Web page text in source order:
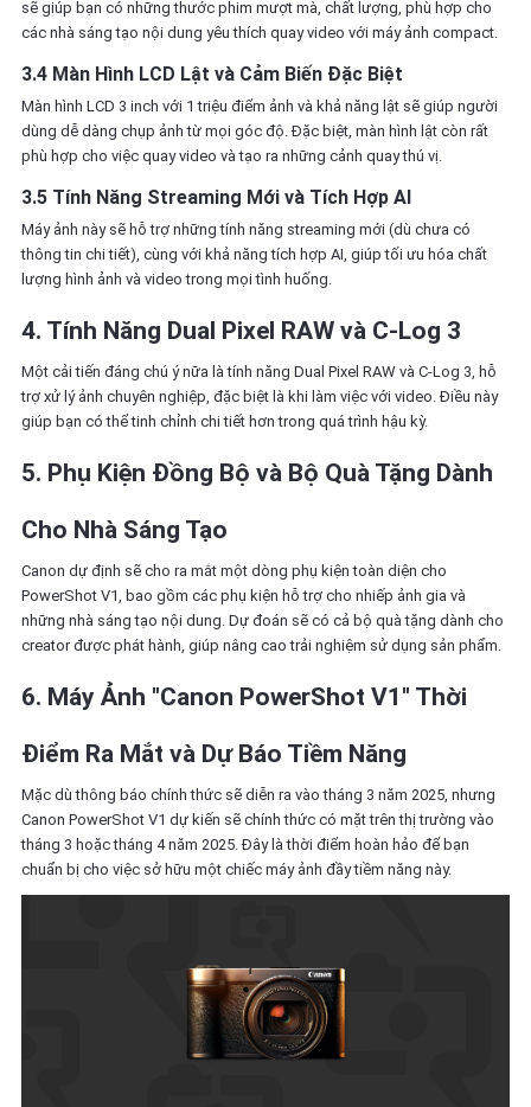
sẽ giúp bạn có những thước phim mượt mà, chất lượng, phù hợp cho
các nhà sáng tạo nội dung yêu thích quay video với máy ảnh compact.
3.4 Màn Hình LCD Lật và Cảm Biến Đặc Biệt
Màn hình LCD 3 inch với 1 triệu điểm ảnh và khả năng lật sẽ giúp người
dùng dễ dàng chụp ảnh từ mọi góc độ. Đặc biệt, màn hình lật còn rất
phù hợp cho việc quay video và tạo ra những cảnh quay thú vị.
3.5 Tính Năng Streaming Mới và Tích Hợp AI
Máy ảnh này sẽ hỗ trợ những tính năng streaming mới (dù chưa có
thông tin chi tiết), cùng với khả năng tích hợp AI, giúp tối ưu hóa chất
lượng hình ảnh và video trong mọi tình huống.
4. Tính Năng Dual Pixel RAW và C-Log 3
Một cải tiến đáng chú ý nữa là tính năng Dual Pixel RAW và C-Log 3, hỗ
trợ xử lý ảnh chuyên nghiệp, đặc biệt là khi làm việc với video. Điều này
giúp bạn có thể tinh chỉnh chi tiết hơn trong quá trình hậu kỳ.
5. Phụ Kiện Đồng Bộ và Bộ Quà Tặng Dành
Cho Nhà Sáng Tạo
Canon dự định sẽ cho ra mắt một dòng phụ kiện toàn diện cho
PowerShot V1, bao gồm các phụ kiện hỗ trợ cho nhiếp ảnh gia và
những nhà sáng tạo nội dung. Dự đoán sẽ có cả bộ quà tặng dành cho
creator được phát hành, giúp nâng cao trải nghiệm sử dụng sản phẩm.
6. Máy Ảnh "Canon PowerShot V1" Thời
Điểm Ra Mắt và Dự Báo Tiềm Năng
Mặc dù thông báo chính thức sẽ diễn ra vào tháng 3 năm 2025, nhưng
Canon PowerShot V1 dự kiến sẽ chính thức có mặt trên thị trường vào
tháng 3 hoặc tháng 4 năm 2025. Đây là thời điểm hoàn hảo để bạn
chuẩn bị cho việc sở hữu một chiếc máy ảnh đầy tiềm năng này.